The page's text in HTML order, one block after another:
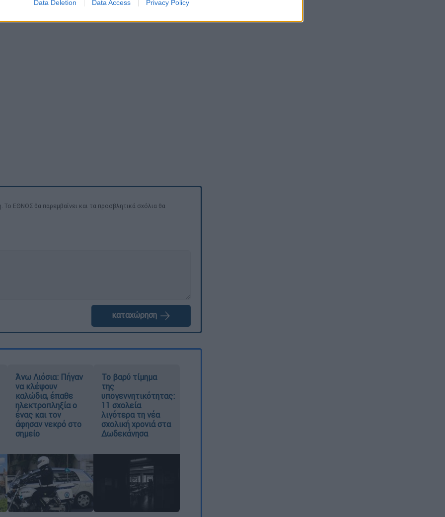
Data Deletion Data Access Privacy Policy
ΕΘΝΟΣ θα παρεμβαίνει και τα προσβλητικά σχόλια θα
καταχώρηση
Άνω Λιόσια: Πήγαν
να κλέψουν
καλώδια, έπαθε
ηλεκτροπληξία ο
ένας και τον
άφησαν νεκρό στο
σημείο
Το βαρύ τίμημα
της
υπογεννητικότητας:
11 σχολεία
λιγότερα τη νέα
σχολική χρονιά στα
Δωδεκάνησα